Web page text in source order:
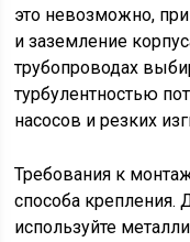
это невозможно,
и заземление
трубопроводах
турбулентностью
насосов и резких
Требования к
способа крепления.
используйте